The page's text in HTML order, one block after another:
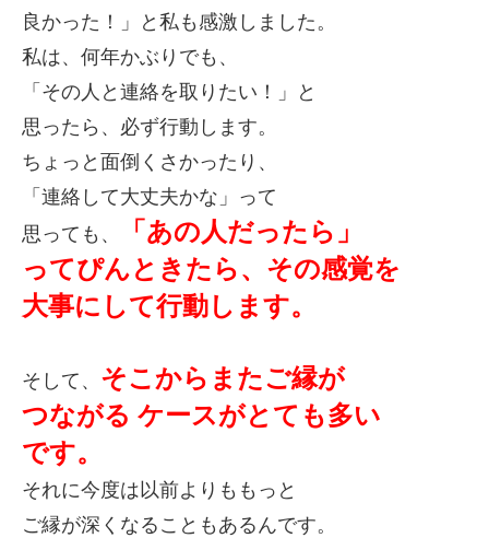
良かった！」と私も感激しました。
私は、何年かぶりでも、
「その人と連絡を取りたい！」と
思ったら、必ず行動します。
ちょっと面倒くさかったり、
「連絡して大丈夫かな」って
思っても、
「あの人だったら」
ってぴんときたら、その感覚を
大事にして行動します。
そして、 そこからまたご縁が
つながる ケースがとても多い
です。
それに今度は以前よりももっと
ご縁が深くなることもあるんです。